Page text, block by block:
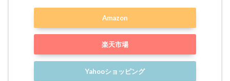
Amazon
楽天市場
Yahooショッピング